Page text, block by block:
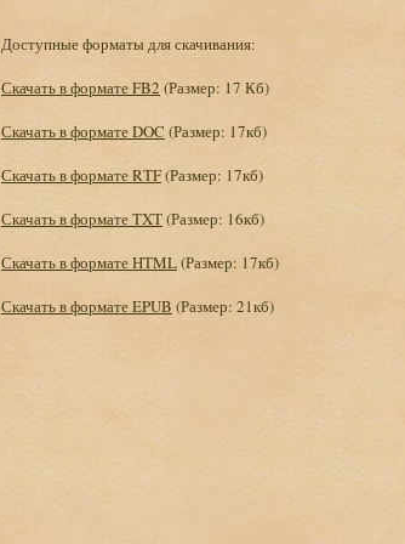
Доступные форматы для скачивания:
Скачать в формате FB2 (Размер: 17 Кб)
Скачать в формате DOC (Размер: 17кб)
Скачать в формате RTF(Размер: 17кб)
Скачать в формате TXT(Размер: 16кб)
Скачать в формате HTML(Размер: 17кб)
Скачать в формате EPUB (Размер: 21кб)